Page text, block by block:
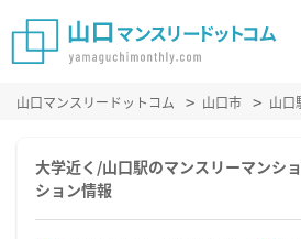
山口マンスリードットコム 山口市 山口
大学近く/山口駅のマンスリーマンシ
ション情報